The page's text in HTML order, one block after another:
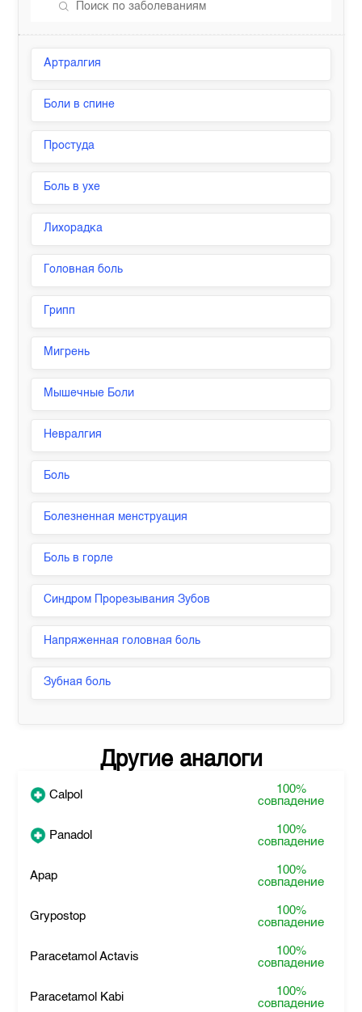
Артралгия
Боли в спине
Простуда
Боль в ухе
Лихорадка
Головная боль
Грипп
Мигрень
Мышечные Боли
Невралгия
Боль
Болезненная менструация
Боль в горле
Синдром Прорезывания Зубов
Напряженная головная боль
Зубная боль
Другие аналоги
Calpol
100%
совпадение
Panadol
100%
совпадение
Apap
100%
совпадение
Grypostop
100%
совпадение
Paracetamol Actavis
100%
совпадение
Paracetamol Kabi
100%
совпадение